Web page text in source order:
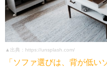
▲出典：https://unsplash.com/
「ソファ選びは、背が低い